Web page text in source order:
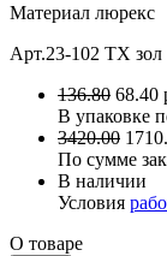
Материал люрекс
Арт.23-102 TX
136.80 68.40
В упаковке
3420.00
По сумме
В наличии
Условия
О товаре